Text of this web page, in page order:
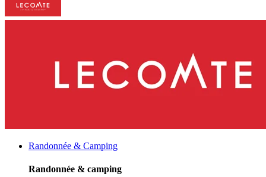
Randonnée & Camping
Randonnée & camping